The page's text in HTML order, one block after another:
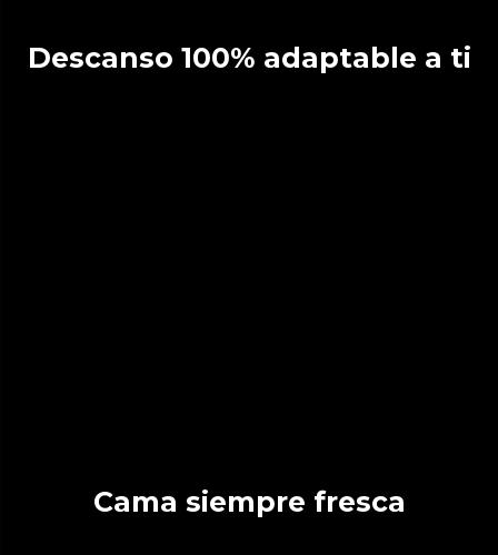
Descanso 100% adaptable a ti
Cama siempre fresca